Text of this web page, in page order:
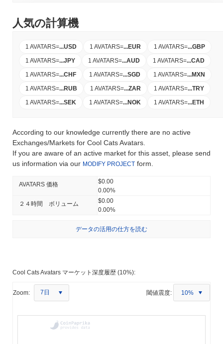
人気の計算機
1 AVATARS=...USD 1 AVATARS=...EUR 1 AVATARS=...GBP
1 AVATARS=...JPY 1 AVATARS=...AUD 1 AVATARS=...CAD
1 AVATARS=...CHF 1 AVATARS=...SGD 1 AVATARS=...MXN
1 AVATARS=...RUB 1 AVATARS=...ZAR 1 AVATARS=...TRY
1 AVATARS=...SEK 1 AVATARS=...NOK 1 AVATARS=...ETH
According to our knowledge currently there are no active
Exchanges/Markets for Cool Cats Avatars.
If you are aware of an active market for this asset, please send
us information via our MODIFY PROJECT form.
AVATARS 価格
$0.00
0.00%
２４時間 ボリューム
$0.00
0.00%
データの活用の仕方を読む
Cool Cats Avatars マーケット深度履歴 (10%):
Zoom: 7日 閾値震度: 10%